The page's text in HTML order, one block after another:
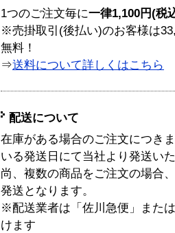
1つのご注文毎に一律1,100円(税
※売掛取引(後払い)のお客様は
無料！
⇒送料について詳しくはこちら
配送について
在庫がある場合のご注文につき
いる発送日にて当社より発送い
尚、複数の商品をご注文の場合
発送となります。
※配送業者は「佐川急便」また
けます